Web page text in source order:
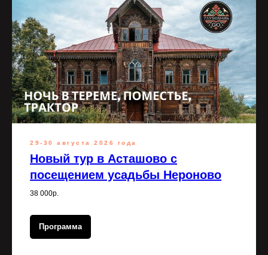
29-30 августа 2026 года
Новый тур в Асташово с
посещением усадьбы Нероново
38 000р.
Программа